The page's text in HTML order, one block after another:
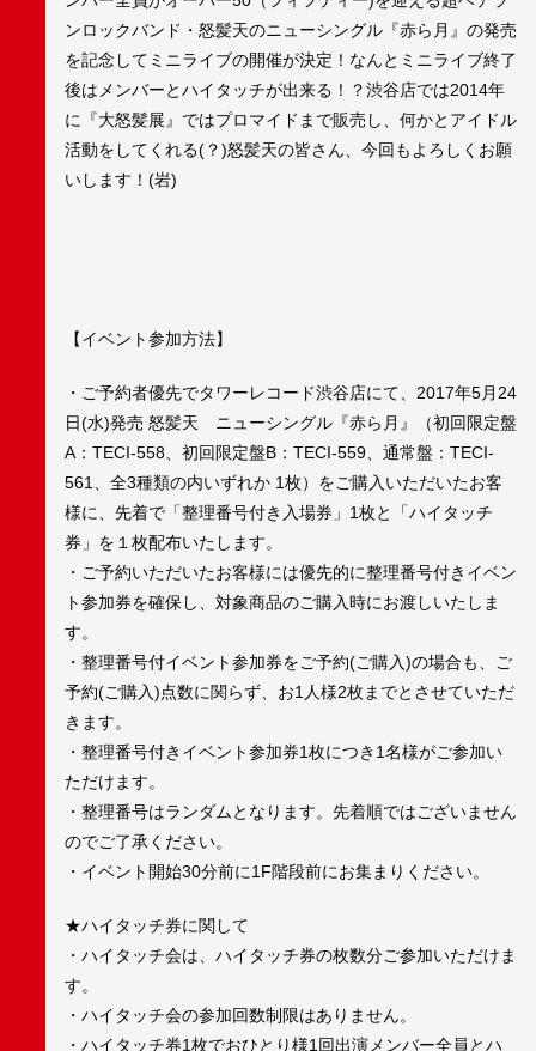
ンロックバンド・怒髪天のニューシングル『赤ら月』の発売
を記念してミニライブの開催が決定！なんとミニライブ終了
後はメンバーとハイタッチが出来る！？渋谷店では2014年
に『大怒髪展』ではプロマイドまで販売し、何かとアイドル
活動をしてくれる(？)怒髪天の皆さん、今回もよろしくお願
いします！(岩)
【イベント参加方法】
・ご予約者優先でタワーレコード渋谷店にて、2017年5月24
日(水)発売 怒髪天 ニューシングル『赤ら月』（初回限定盤
A：TECI-558、初回限定盤B：TECI-559、通常盤：TECI-
561、全3種類の内いずれか 1枚）をご購入いただいたお客
様に、先着で「整理番号付き入場券」1枚と「ハイタッチ
券」を１枚配布いたします。
・ご予約いただいたお客様には優先的に整理番号付きイベン
ト参加券を確保し、対象商品のご購入時にお渡しいたしま
す。
・整理番号付イベント参加券をご予約(ご購入)の場合も、ご
予約(ご購入)点数に関らず、お1人様2枚までとさせていただ
きます。
・整理番号付きイベント参加券1枚につき1名様がご参加い
ただけます。
・整理番号はランダムとなります。先着順ではございません
のでご了承ください。
・イベント開始30分前に1F階段前にお集まりください。
★ハイタッチ券に関して
・ハイタッチ会は、ハイタッチ券の枚数分ご参加いただけま
す。
・ハイタッチ会の参加回数制限はありません。
・ハイタッチ券1枚でおひとり様1回出演メンバー全員とハ